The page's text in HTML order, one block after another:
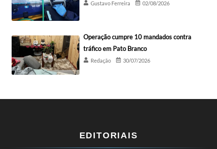
Gustavo Ferreira 02/08/2026
Operação cumpre 10 mandados contra
tráfico em Pato Branco
Redação 30/07/2026
EDITORIAIS